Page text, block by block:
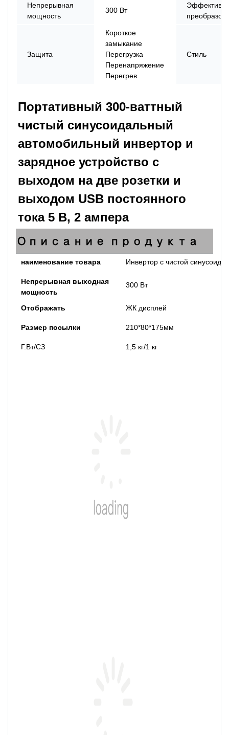
Непрерывная
мощность
300 Вт
Защита
Короткое
замыкание
Перегрузка
Перенапряжение
Перегрев
Стиль
Портативный 300-ваттный
чистый синусоидальный
автомобильный инвертор и
зарядное устройство с
выходом на две розетки и
выходом USB постоянного
тока 5 В, 2 ампера
Описание продукта
наименование товара Инвертор с чистой синусоидой
Непрерывная выходная
мощность
300 Вт
Отображать ЖК дисплей
Размер посылки 210*80*175мм
Г.Вт/СЗ 1,5 кг/1 кг